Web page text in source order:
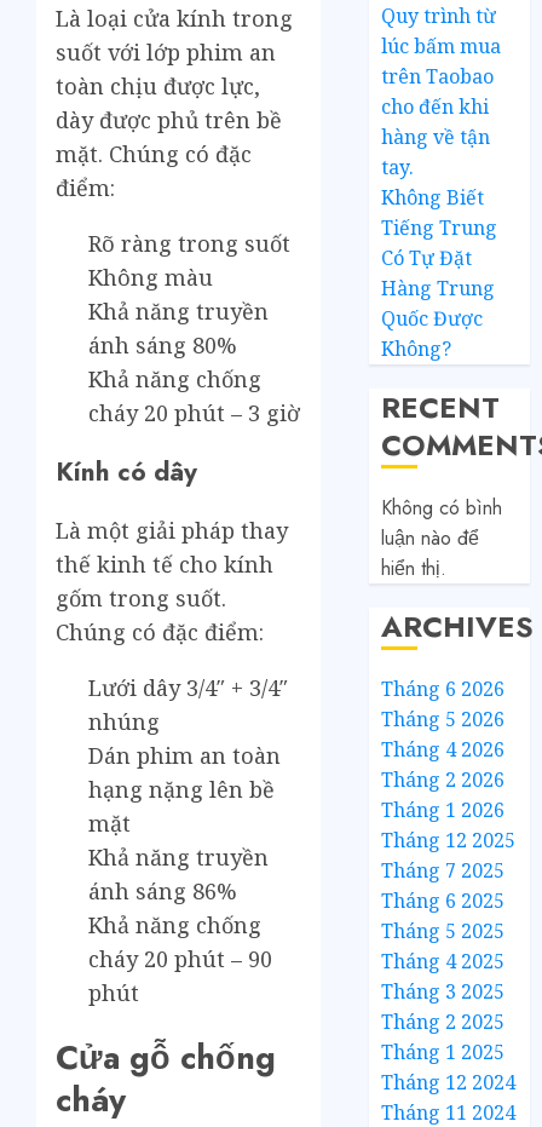
Là loại cửa kính trong
suốt với lớp phim an
toàn chịu được lực,
dày được phủ trên bề
mặt. Chúng có đặc
điểm:
Rõ ràng trong suốt
Không màu
Khả năng truyền
ánh sáng 80%
Khả năng chống
cháy 20 phút – 3 giờ
Kính có dây
Là một giải pháp thay
thế kinh tế cho kính
gốm trong suốt.
Chúng có đặc điểm:
Lưới dây 3/4″ + 3/4″
nhúng
Dán phim an toàn
hạng nặng lên bề
mặt
Khả năng truyền
ánh sáng 86%
Khả năng chống
cháy 20 phút – 90
phút
Cửa gỗ chống
cháy
Quy trình từ
lúc bấm mua
trên Taobao
cho đến khi
hàng về tận
tay.
Không Biết
Tiếng Trung
Có Tự Đặt
Hàng Trung
Quốc Được
Không?
RECENT
Không có bình
luận nào để
hiển thị.
ARCHIVES
Tháng 6 2026
Tháng 5 2026
Tháng 4 2026
Tháng 2 2026
Tháng 1 2026
Tháng 12 2025
Tháng 7 2025
Tháng 6 2025
Tháng 5 2025
Tháng 4 2025
Tháng 3 2025
Tháng 2 2025
Tháng 1 2025
Tháng 12 2024
Tháng 11 2024